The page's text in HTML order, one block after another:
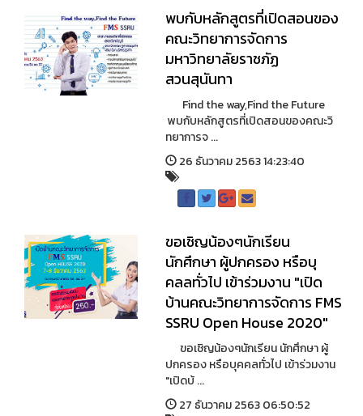
พบกับหลักสูตรที่เปิดสอนของ
คณะวิทยาการจัดการ
มหาวิทยาลัยราชภัฏ
สวนสุนันทา
Find the way,Find the Future
พบกับหลักสูตรที่เปิดสอนของคณะวิ
ทยาการจ ...
26 ธันวาคม 2563 14:23:40
ขอเชิญน้องๆนักเรียน
นักศึกษา ผู้ปกครอง หรือบุ
คลลทั่วไป เข้าร่วมงาน "เปิด
บ้านคณะวิทยาการจัดการ FMS
SSRU Open House 2020"
ขอเชิญน้องๆนักเรียน นักศึกษา ผู้
ปกครอง หรือบุคคลทั่วไป เข้าร่วมงาน
"เปิดบ้ ...
27 ธันวาคม 2563 06:50:52